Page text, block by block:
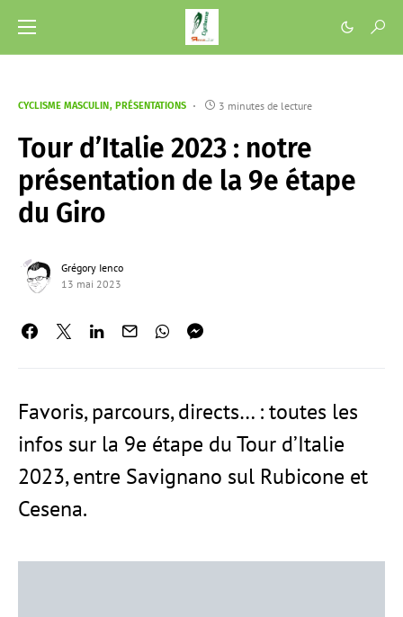
CYCLISME MASCULIN PRÉSENTATIONS 3 minutes de lecture
Tour d’Italie 2023 : notre
présentation de la 9e étape
du Giro
Grégory Ienco
13 mai 2023
Favoris, parcours, directs… : toutes les
infos sur la 9e étape du Tour d’Italie
2023, entre Savignano sul Rubicone et
Cesena.